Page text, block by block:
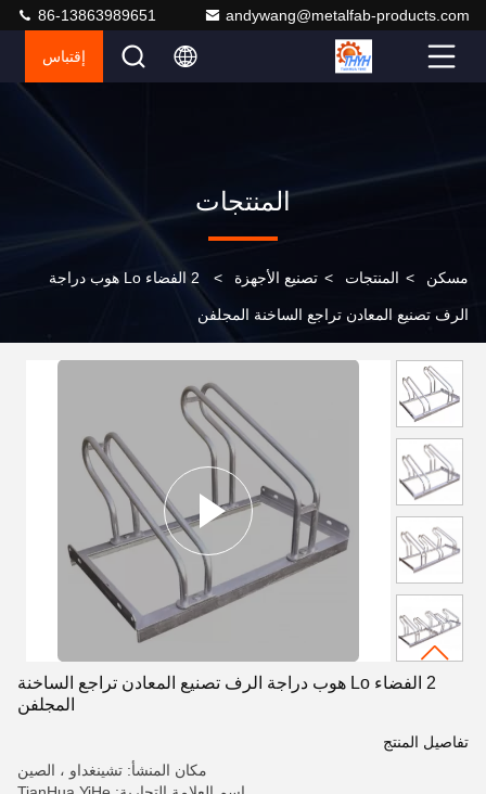
andywang@metalfab-products.com
86-13863989651
إقتباس
المنتجات
مسكن > المنتجات > تصنيع الأجهزة > 2 الفضاء Lo هوب دراجة
الرف تصنيع المعادن تراجع الساخنة المجلفن
2 الفضاء Lo هوب دراجة الرف تصنيع المعادن تراجع الساخنة
المجلفن
تفاصيل المنتج
مكان المنشأ: تشينغداو ، الصين